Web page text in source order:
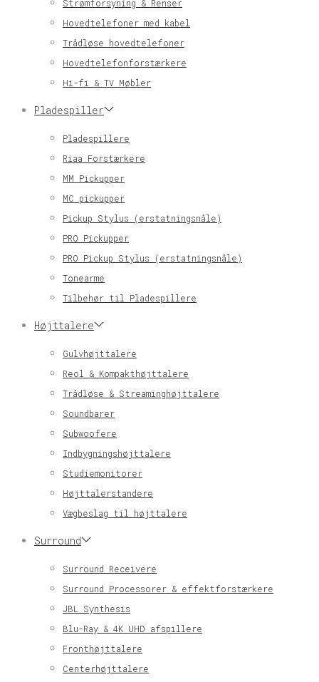
Strømforsyning & Renser
Hovedtelefoner med kabel
Trådløse hovedtelefoner
Hovedtelefonforstærkere
Hi-fi & TV Møbler
Pladespiller
Pladespillere
Riaa Forstærkere
MM Pickupper
MC pickupper
Pickup Stylus (erstatningsnåle)
PRO Pickupper
PRO Pickup Stylus (erstatningsnåle)
Tonearme
Tilbehør til Pladespillere
Højttalere
Gulvhøjttalere
Reol & Kompakthøjttalere
Trådløse & Streaminghøjttalere
Soundbarer
Subwoofere
Indbygningshøjttalere
Studiemonitorer
Højttalerstandere
Vægbeslag til højttalere
Surround
Surround Receivere
Surround Processorer & effektforstærkere
JBL Synthesis
Blu-Ray & 4K UHD afspillere
Fronthøjttalere
Centerhøjttalere